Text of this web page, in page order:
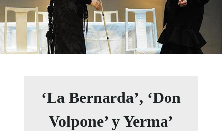
‘La Bernarda’, ‘Don
Volpone’ y Yerma’